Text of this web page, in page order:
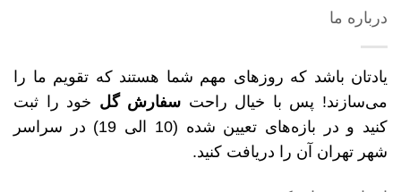
درباره ما
یادتان باشد که روزهای مهم شما هستند که تقویم ما را
می‌سازند! پس با خیال راحت سفارش گل خود را ثبت
کنید و در بازه‌های تعیین شده (10 الی 19) در سراسر
شهر تهران آن را دریافت کنید.